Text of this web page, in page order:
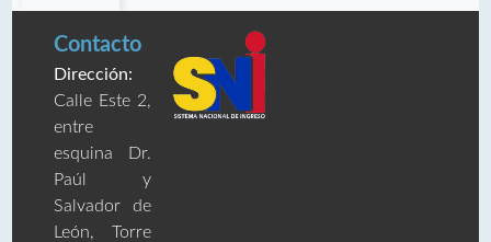
Contacto
Dirección:
Calle Este 2,
entre
esquina Dr.
Paúl y
Salvador de
León, Torre